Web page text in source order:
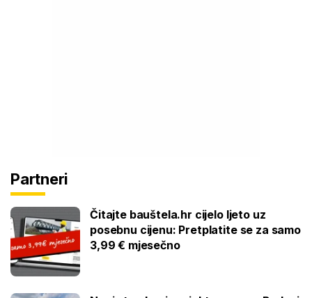
Partneri
Čitajte bauštela.hr cijelo ljeto uz
posebnu cijenu: Pretplatite se za samo
3,99 € mjesečno